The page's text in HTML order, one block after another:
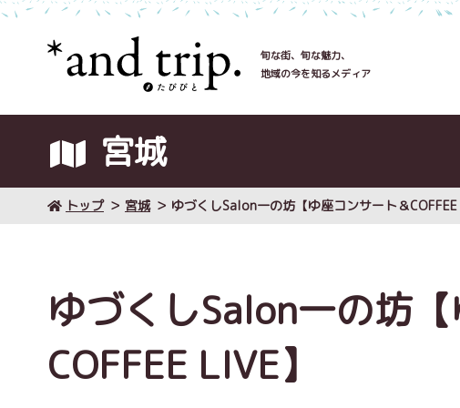
旬な街、旬な魅力、
地域の今を知るメディア
宮城
トップ 宮城 ゆづくしSalon一の坊【ゆ座コンサート＆COFFEE
ゆづくしSalon一の坊
COFFEE LIVE】